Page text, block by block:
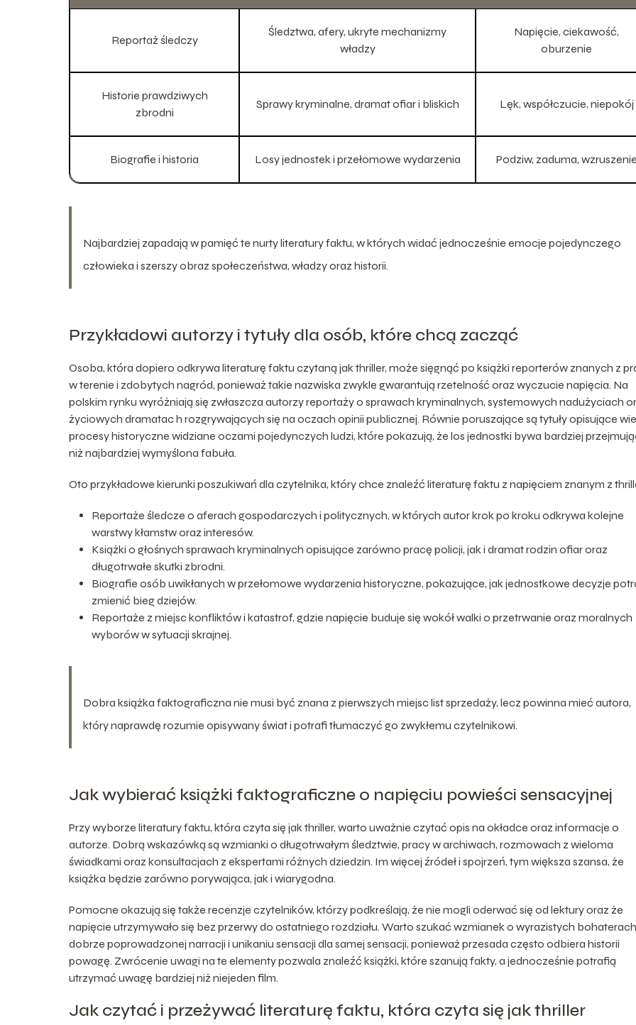
Reportaż śledczy
Śledztwa, afery, ukryte mechanizmy
władzy
Napięcie, ciekawość,
oburzenie
Historie prawdziwych
zbrodni
Sprawy kryminalne, dramat ofiar i bliskich Lęk, współczucie, niepokój
Biografie i historia Losy jednostek i przełomowe wydarzenia Podziw, zaduma, wzruszenie
Najbardziej zapadają w pamięć te nurty literatury faktu, w których widać jednocześnie emocje pojedynczego
człowieka i szerszy obraz społeczeństwa, władzy oraz historii.
Przykładowi autorzy i tytuły dla osób, które chcą zacząć
Osoba, która dopiero odkrywa literaturę faktu czytaną jak thriller, może sięgnąć po książki reporterów znanych z
w terenie i zdobytych nagród, ponieważ takie nazwiska zwykle gwarantują rzetelność oraz wyczucie napięcia. Na
polskim rynku wyróżniają się zwłaszcza autorzy reportaży o sprawach kryminalnych, systemowych nadużyciach
życiowych dramatac h rozgrywających się na oczach opinii publicznej. Równie poruszające są tytuły opisujące
procesy historyczne widziane oczami pojedynczych ludzi, które pokazują, że los jednostki bywa bardziej
niż najbardziej wymyślona fabuła.
Oto przykładowe kierunki poszukiwań dla czytelnika, który chce znaleźć literaturę faktu z napięciem znanym z
Reportaże śledcze o aferach gospodarczych i politycznych, w których autor krok po kroku odkrywa kolejne
warstwy kłamstw oraz interesów.
Książki o głośnych sprawach kryminalnych opisujące zarówno pracę policji, jak i dramat rodzin ofiar oraz
długotrwałe skutki zbrodni.
Biografie osób uwikłanych w przełomowe wydarzenia historyczne, pokazujące, jak jednostkowe decyzje
zmienić bieg dziejów.
Reportaże z miejsc konfliktów i katastrof, gdzie napięcie buduje się wokół walki o przetrwanie oraz moralnych
wyborów w sytuacji skrajnej.
Dobra książka faktograficzna nie musi być znana z pierwszych miejsc list sprzedaży, lecz powinna mieć autora,
który naprawdę rozumie opisywany świat i potrafi tłumaczyć go zwykłemu czytelnikowi.
Jak wybierać książki faktograficzne o napięciu powieści sensacyjnej
Przy wyborze literatury faktu, która czyta się jak thriller, warto uważnie czytać opis na okładce oraz informacje o
autorze. Dobrą wskazówką są wzmianki o długotrwałym śledztwie, pracy w archiwach, rozmowach z wieloma
świadkami oraz konsultacjach z ekspertami różnych dziedzin. Im więcej źródeł i spojrzeń, tym większa szansa, że
książka będzie zarówno porywająca, jak i wiarygodna.
Pomocne okazują się także recenzje czytelników, którzy podkreślają, że nie mogli oderwać się od lektury oraz że
napięcie utrzymywało się bez przerwy do ostatniego rozdziału. Warto szukać wzmianek o wyrazistych
dobrze poprowadzonej narracji i unikaniu sensacji dla samej sensacji, ponieważ przesada często odbiera historii
powagę. Zwrócenie uwagi na te elementy pozwala znaleźć książki, które szanują fakty, a jednocześnie potrafią
utrzymać uwagę bardziej niż niejeden film.
Jak czytać i przeżywać literaturę faktu, która czyta się jak thriller